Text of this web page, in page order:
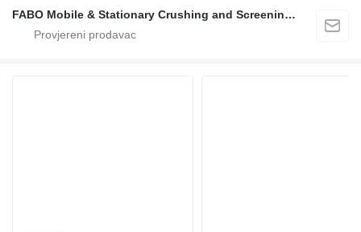
FABO Mobile & Stationary Crushing and Screening Plants | Concrete Batching Plants Manufacturer